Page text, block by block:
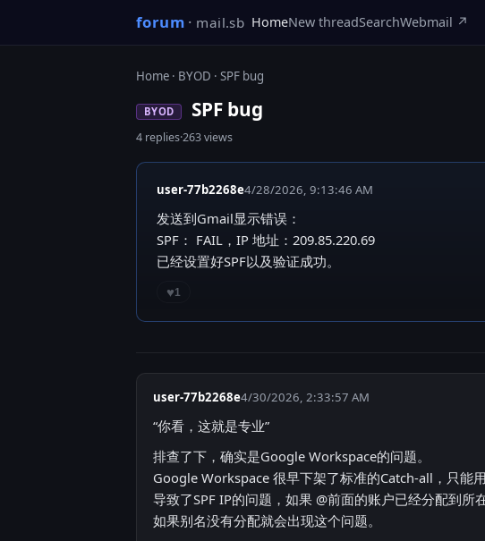
forum · mail.sb HomeNew threadSearchWebmail ↗
Home · BYOD · SPF bug
BYOD SPF bug
4 replies·263 views
user-77b2268e4/28/2026, 9:13:46 AM
发送到Gmail显示错误：
SPF： FAIL，IP 地址：209.85.220.69
已经设置好SPF以及验证成功。
♥1
user-77b2268e4/30/2026, 2:33:57 AM
“你看，这就是专业”
排查了下，确实是Google Workspace的问题。
Google Workspace 很早下架了标准的Catch-all，只能
导致了SPF IP的问题，如果 @前面的账户已经分配到所
如果别名没有分配就会出现这个问题。